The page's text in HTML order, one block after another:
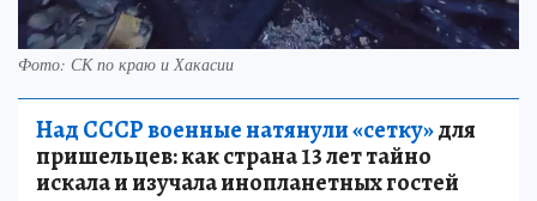
Фото: СК по краю и Хакасии
Над СССР военные натянули «сетку»для
пришельцев: как страна 13 лет тайно
искала и изучала инопланетных гостей